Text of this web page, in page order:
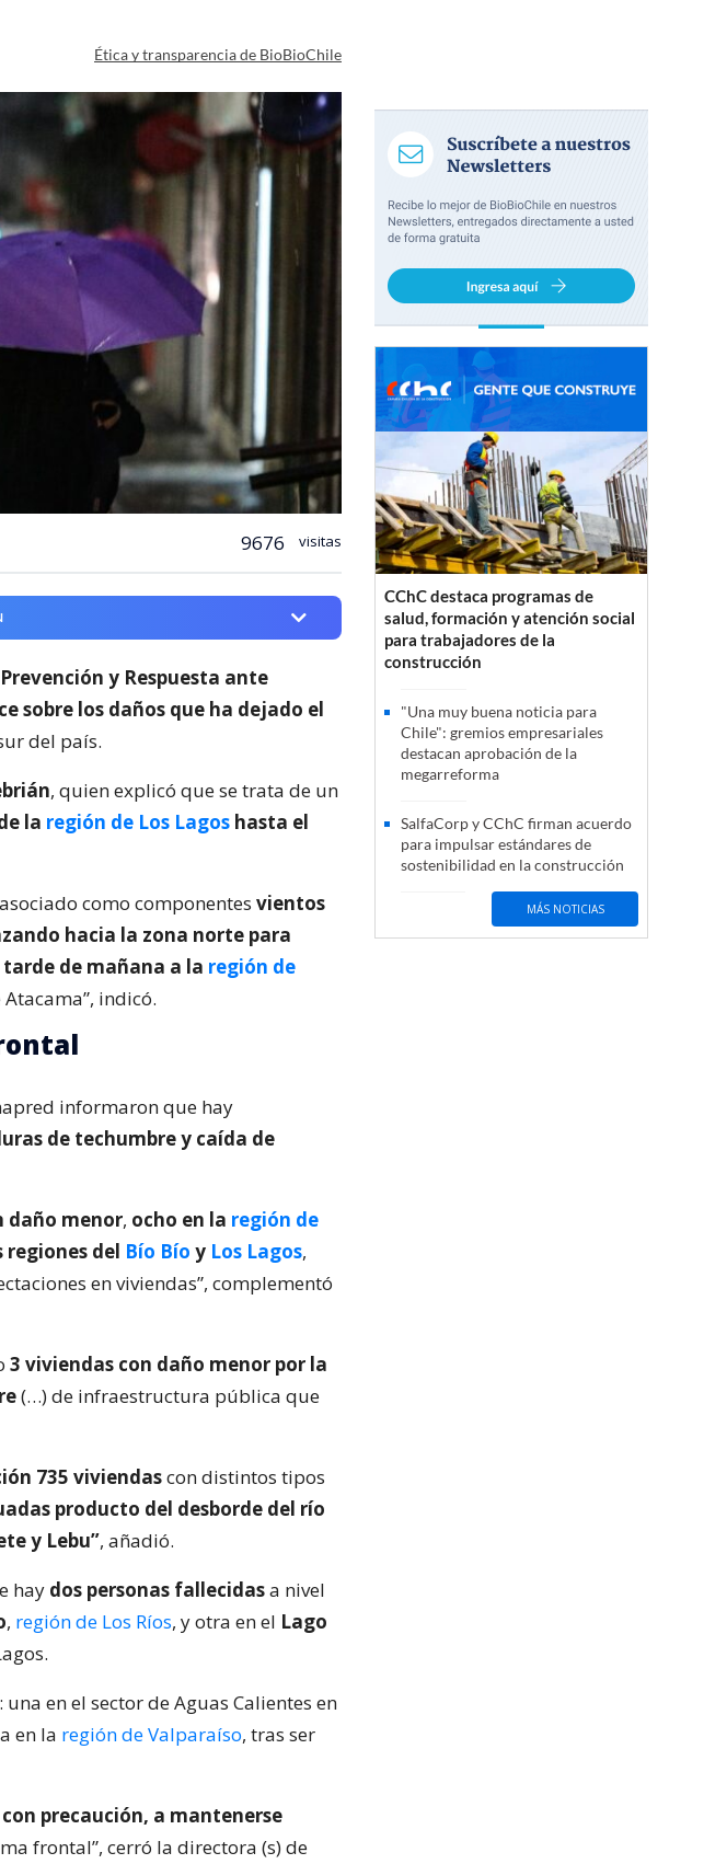
Ética y transparencia de BioBioChile
9676 visitas
y Respuesta ante
sobre los daños que ha dejado el
del país.
, quien explicó que se trata de un
la región de Los Lagos hasta el
como componentes vientos
hacia la zona norte para
de mañana a la región de
indicó.
informaron que hay
de techumbre y caída de
daño menor, ocho en la región de
del Bío Bío y Los Lagos,
en viviendas”, complementó
3 viviendas con daño menor por la
(…) de infraestructura pública que
735 viviendascon distintos tipos
producto del desborde del río
y Lebu”, añadió.
hay dos personas fallecidasa nivel
, región de Los Ríos, y otra en el Lago
: una en el sector de Aguas Calientes en
en la región de Valparaíso, tras ser
precaución, a mantenerse
frontal”, cerró la directora (s) de
CChC destaca programas de
salud, formación y atención social
para trabajadores de la
construcción
"Una muy buena noticia para
Chile": gremios empresariales
destacan aprobación de la
megarreforma
SalfaCorp y CChC firman acuerdo
para impulsar estándares de
sostenibilidad en la construcción
MÁS NOTICIAS